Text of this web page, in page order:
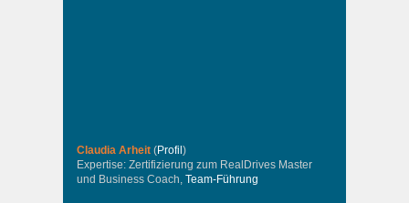
Claudia Arheit (Profil )
Expertise: Zertifizierung zum RealDrives Master
und Business Coach, Team-Führung